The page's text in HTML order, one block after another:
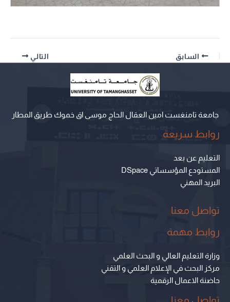
السابق التالي
جامعة تامنغست امين العقال الحاج موسى اق خموك طريق المطار
روابط سريعة
التعليم عن بعد
المستودع المؤسساتي DSpace
البريد المهني
تواصل معنا
روابط مهمة
وزارة التعليم العالي و البحث العلمي
مركز البحث في الإعلام العلمي و التقني
حاضنة الاعمال الرقمية